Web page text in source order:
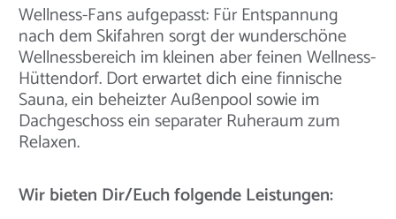
Wellness-Fans aufgepasst: Für Entspannung
nach dem Skifahren sorgt der wunderschöne
Wellnessbereich im kleinen aber feinen Wellness-
Hüttendorf. Dort erwartet dich eine finnische
Sauna, ein beheizter Außenpool sowie im
Dachgeschoss ein separater Ruheraum zum
Relaxen.
Wir bieten Dir/Euch folgende Leistungen: